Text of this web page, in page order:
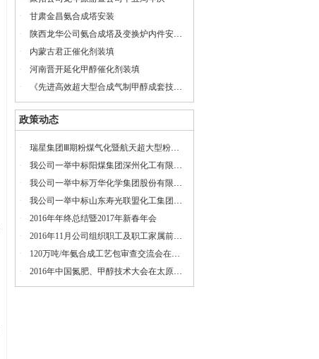
·
甘肃金昌氨合成塔安装
·
陕西龙华公司氨合成塔及变换炉内件安装服务
·
内蒙古君正催化剂装填
·
河南晋开延化甲醇催化剂装填
·
《先进高效超大型合成气制甲醇成套技术联合开发项目》工艺包审查会
政策动态
·
瑞星集团Ⅲ期粉煤气化暨航天超大型粉煤气化示范项目开工奠基
·
我公司一举中标阳煤集团深州化工有限公司20万吨/年乙二醇项目
·
我公司一举中标万华化学集团股份有限公司120万吨/年低压甲醇合成项目
·
我公司一举中标山东寿光联盟化工集团有限公司60万吨/年低压氨合成项目
·
2016年年终总结暨2017年新春年会
·
2016年11月公司组织职工及职工家属前往安徽宁国旅游
·
120万吨/年氨合成工艺包审查交流会在山东瑞星召开
·
2016年中国氮肥、甲醇技术大会在太原召开